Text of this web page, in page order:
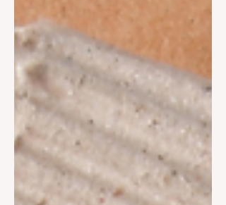
업소에서 손님 응대, 대화, 술자리 동석
등의 업무를 수행하는 아르바이트를 의
미합니다.일반 서비스직 알바와 비교했
을 때 근무 시간이 짧고 수입이 높은 편
이라는 점에서 많은 관심을 받고 있습니
다. 여성 유흥알바의 대표적인 특징은 다
음과 같습니다. 야간 근무 위주 접객 및
대화 중심 업종별 수입 차이 큼 단기·전
업 모두 가